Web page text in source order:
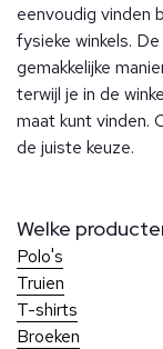
eenvoudig vinden
fysieke winkels.
gemakkelijke
terwijl je in de
maat kunt vinden.
de juiste keuze.
Welke
Polo's
Truien
T-shirts
Broeken